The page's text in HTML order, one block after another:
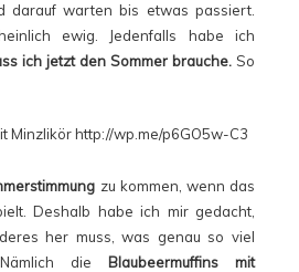
darauf warten bis etwas passiert.
ewig. Jedenfalls habe ich
ich jetzt den Sommer brauche. So
zu kommen, wenn das
Deshalb habe ich mir gedacht,
her muss, was genau so viel
die Blaubeermuffins mit